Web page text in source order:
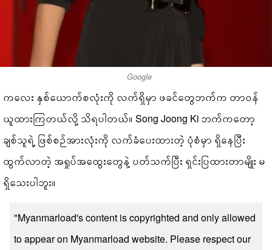
Google
ကလေး နှစ်ယောက်စလုံးကို လက်ရှိမှာ ဖခင်တွေဘက်က တာဝန်
ယူထားကြတယ်လို့ သိရပါတယ်။ Song Joong Ki ဘက်ကတော့
ချစ်သူရဲ့ ဖြစ်စဉ်အားလုံးကို လက်ခံပေးထားတဲ့ ပုံစံမှာ ရှိနေပြီး
ထွက်လာတဲ့ အရှုပ်အထွေးတွေနဲ့ ပတ်သက်ပြီး ရှင်းပြထားတာမျိုး မ
ရှိသေးပါဘူး။
"Myanmarload's content is copyrighted and only allowed
to appear on Myanmarload website. Please respect our